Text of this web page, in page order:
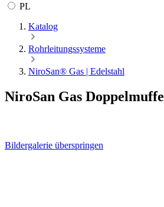
PL
Katalog
Rohrleitungssysteme
NiroSan® Gas | Edelstahl
NiroSan Gas Doppelmuffe
Bildergalerie überspringen